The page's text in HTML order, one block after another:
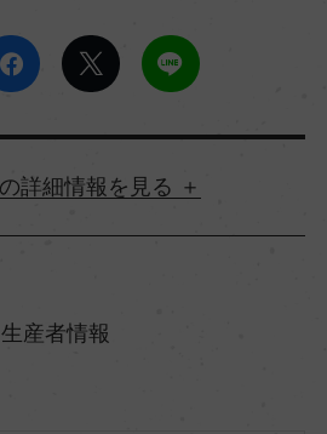
詳細情報
生産者情報